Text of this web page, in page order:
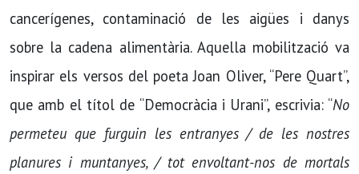
cancerígenes, contaminació de les aigües i danys
sobre la cadena alimentària. Aquella mobilització va
inspirar els versos del poeta Joan Oliver, “Pere Quart”,
que amb el títol de “Democràcia i Urani”, escrivia: “No
permeteu que furguin les entranyes / de les nostres
planures i muntanyes, / tot envoltant-nos de mortals